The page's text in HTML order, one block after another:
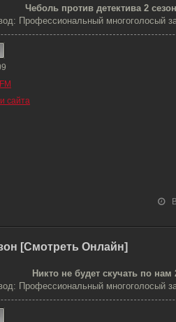
Чеболь против детектива 2
Профессиональный многоголосый
сайта
[Смотреть Онлайн]
Никто не будет скучать по нам
Профессиональный многоголосый